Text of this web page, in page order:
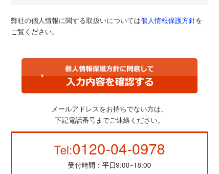
弊社の個人情報に関する取扱いについては個人情報保護方針を
ご覧ください。
メールアドレスをお持ちでない方は、
下記電話番号までご連絡ください。
Tel:0120-04-0978
受付時間：平日9:00~18:00